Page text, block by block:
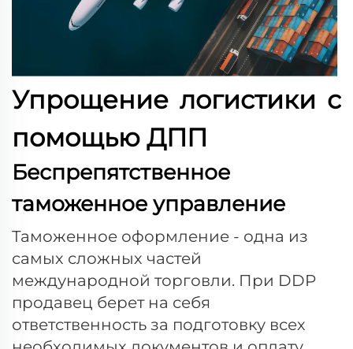
Упрощение логистики с
помощью ДПП
Беспрепятственное
таможенное управление
Таможенное оформление - одна из
самых сложных частей
международной торговли. При DDP
продавец берет на себя
ответственность за подготовку всех